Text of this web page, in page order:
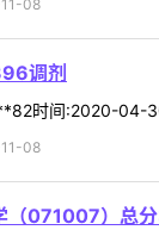
08
调剂
时间:2020-04-
08
（071007）总